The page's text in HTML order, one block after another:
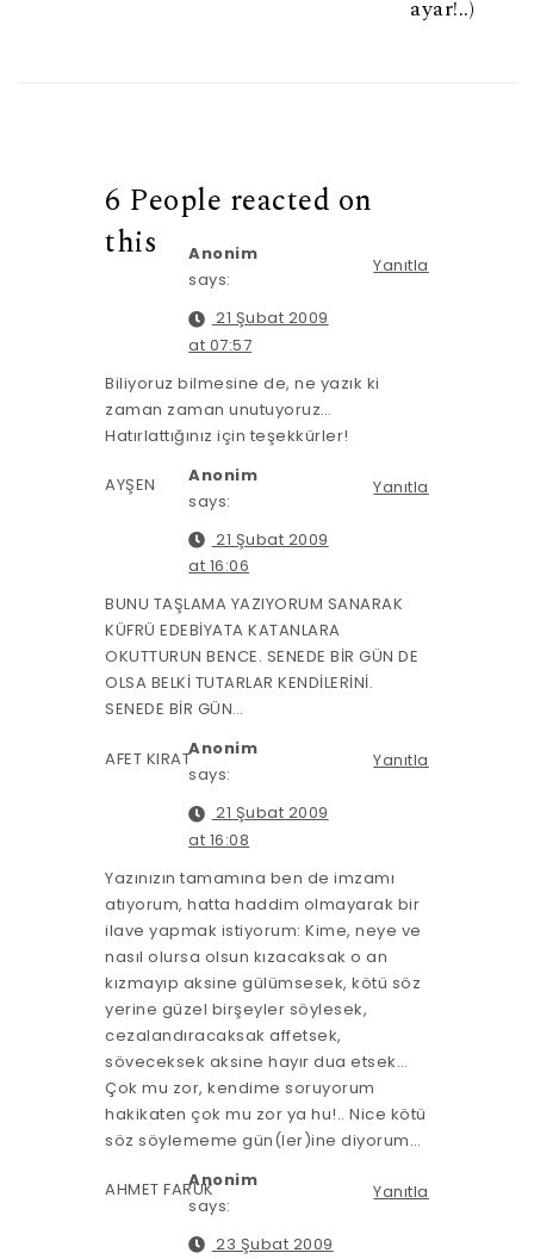
ayar!..)
6 People reacted on
this
Yanıtla
Anonim
says:
21 Şubat 2009
at 07:57
Biliyoruz bilmesine de, ne yazık ki
zaman zaman unutuyoruz…
Hatırlattığınız için teşekkürler!
AYŞEN Yanıtla
Anonim
says:
21 Şubat 2009
at 16:06
BUNU TAŞLAMA YAZIYORUM SANARAK
KÜFRÜ EDEBİYATA KATANLARA
OKUTTURUN BENCE. SENEDE BİR GÜN DE
OLSA BELKİ TUTARLAR KENDİLERİNİ.
SENEDE BİR GÜN…
AFET KIRAT Yanıtla
Anonim
says:
21 Şubat 2009
at 16:08
Yazınızın tamamına ben de imzamı
atıyorum, hatta haddim olmayarak bir
ilave yapmak istiyorum: Kime, neye ve
nasıl olursa olsun kızacaksak o an
kızmayıp aksine gülümsesek, kötü söz
yerine güzel birşeyler söylesek,
cezalandıracaksak affetsek,
söveceksek aksine hayır dua etsek…
Çok mu zor, kendime soruyorum
hakikaten çok mu zor ya hu!.. Nice kötü
söz söylememe gün(ler)ine diyorum…
AHMET FARUK Yanıtla
Anonim
says:
23 Şubat 2009